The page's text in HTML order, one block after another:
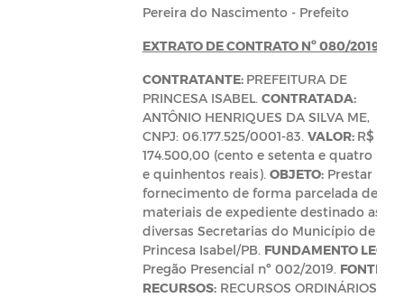
Pereira do Nascimento - Prefeito
EXTRATO DE CONTRATO Nº 080/2019
CONTRATANTE: PREFEITURA DE
PRINCESA ISABEL. CONTRATADA:
ANTÔNIO HENRIQUES DA SILVA ME,
CNPJ: 06.177.525/0001-83. VALOR: R$
174.500,00 (cento e setenta e quatro mil
e quinhentos reais). OBJETO:Prestar
fornecimento de forma parcelada de
materiais de expediente destinado as
diversas Secretarias do Município de
Princesa Isabel/PB. FUNDAMENTO LEGAL:
Pregão Presencial nº 002/2019. FONTE DE
RECURSOS:RECURSOS ORDINÁRIOS DA